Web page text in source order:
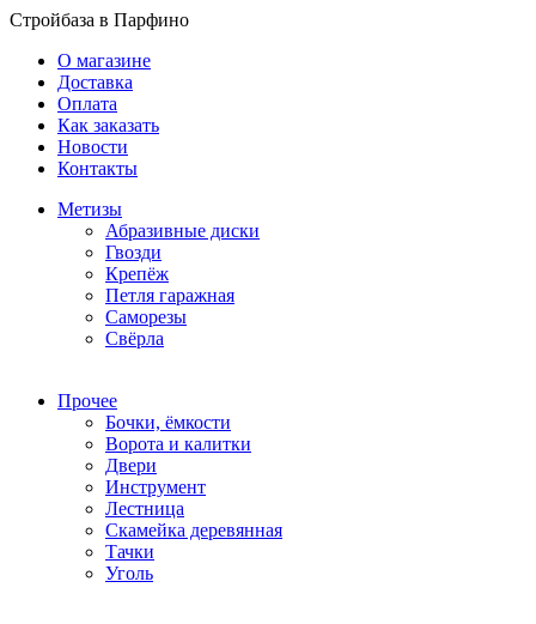
Стройбаза в Парфино
О магазине
Доставка
Оплата
Как заказать
Новости
Контакты
Метизы
Абразивные диски
Гвозди
Крепёж
Петля гаражная
Саморезы
Свёрла
Прочее
Бочки, ёмкости
Ворота и калитки
Двери
Инструмент
Лестница
Скамейка деревянная
Тачки
Уголь